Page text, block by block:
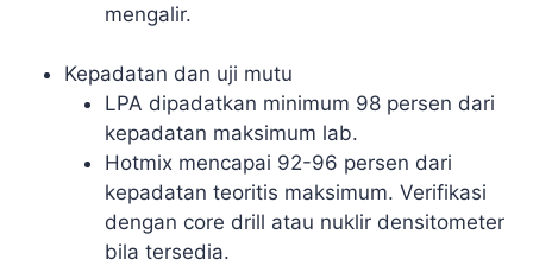
mengalir.
Kepadatan dan uji mutu
LPA dipadatkan minimum 98 persen dari
kepadatan maksimum lab.
Hotmix mencapai 92-96 persen dari
kepadatan teoritis maksimum. Verifikasi
dengan core drill atau nuklir densitometer
bila tersedia.